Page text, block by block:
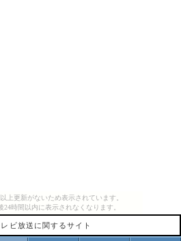
上更新がないため表示されています。
24時間以内に表示されなくなります。
ビ放送に関するサイト